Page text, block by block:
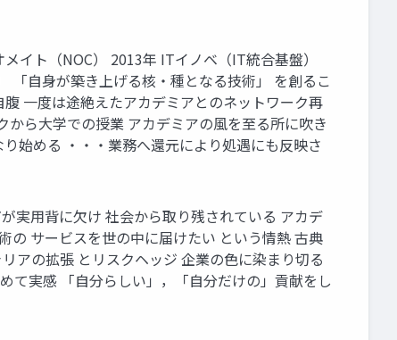
イト（NOC） 2013年 ITイノベ（IT統合基盤）
「自身が築き上げる核・種となる技術」 を創るこ
一度は途絶えたアカデミアとのネットワーク再
ら大学での授業 アカデミアの風を至る所に吹き
始める ・・・業務へ還元により処遇にも反映さ
実用背に欠け 社会から取り残されている アカデ
の サービスを世の中に届けたい という情熱 古典
アの拡張 とリスクヘッジ 企業の色に染まり切る
て実感 「自分らしい」，「自分だけの」貢献をし